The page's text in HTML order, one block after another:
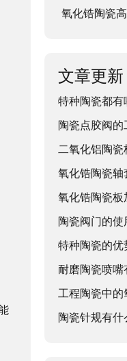
氧化锆陶瓷
文章更新
特种陶瓷都有
陶瓷点胶阀的
二氧化铝陶
氧化锆陶瓷轴
氧化锆陶瓷板
陶瓷阀门的
特种陶瓷的优
耐磨陶瓷喷嘴
工程陶瓷中的
陶瓷针规有什